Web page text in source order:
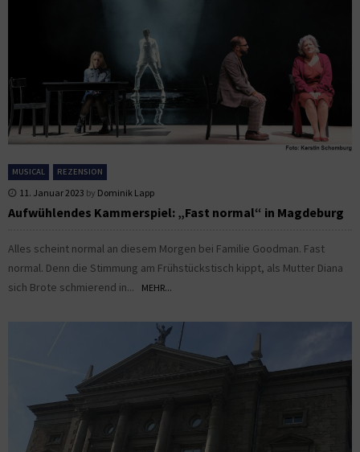
MUSICAL REZENSION
11. Januar 2023 by Dominik Lapp
Aufwühlendes Kammerspiel: „Fast normal“ in Magdeburg
Alles scheint normal an diesem Morgen bei Familie Goodman. Fast
normal. Denn die Stimmung am Frühstückstisch kippt, als Mutter Diana
sich Brote schmierend in...
MEHR...